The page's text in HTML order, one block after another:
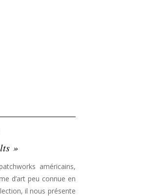
»
américains,
d’art peu connue en
il nous présente